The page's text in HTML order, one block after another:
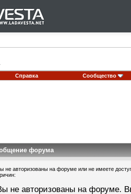
Справка Сообщество
форума
не авторизованы на форуме или не имеете
не авторизованы на форуме.